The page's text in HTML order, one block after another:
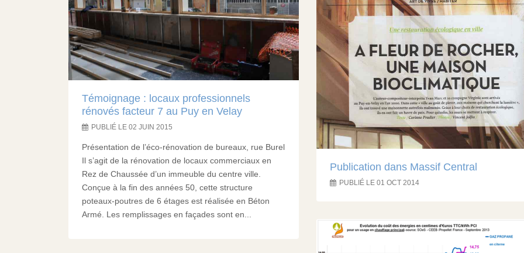
Témoignage : locaux professionnels
rénovés facteur 7 au Puy en Velay
PUBLIÉ LE 02 JUIN 2015
Présentation de l’éco-rénovation de bureaux, rue Burel
Il s’agit de la rénovation de locaux commerciaux en
Rez de Chaussée d’un immeuble du centre ville.
Conçue à la fin des années 50, cette structure
poteaux-poutres de 6 étages est réalisée en Béton
Armé. Les remplissages en façades sont en...
Publication dans Massif Central
PUBLIÉ LE 01 OCT 2014